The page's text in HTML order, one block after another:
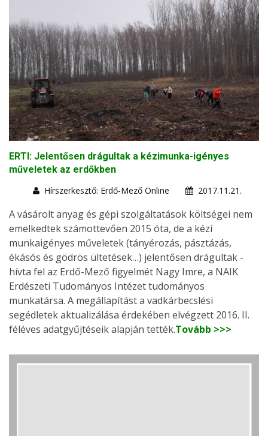
ERTI: Jelentősen drágultak a kézimunka-igényes
műveletek az erdőkben
Hírszerkesztő: Erdő-Mező Online
2017.11.21.
A vásárolt anyag és gépi szolgáltatások költségei nem
emelkedtek számottevően 2015 óta, de a kézi
munkaigényes műveletek (tányérozás, pásztázás,
ékásós és gödrös ültetések…) jelentősen drágultak -
hívta fel az Erdő-Mező figyelmét Nagy Imre, a NAIK
Erdészeti Tudományos Intézet tudományos
munkatársa. A megállapítást a vadkárbecslési
segédletek aktualizálása érdekében elvégzett 2016. II.
féléves adatgyűjtéseik alapján tették.Tovább >>>